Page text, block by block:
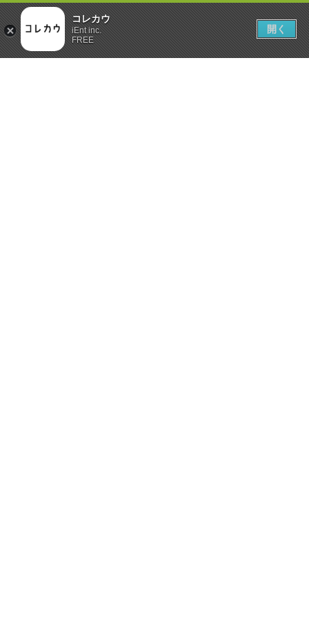
コレカウ
iEnt inc.
FREE
開く